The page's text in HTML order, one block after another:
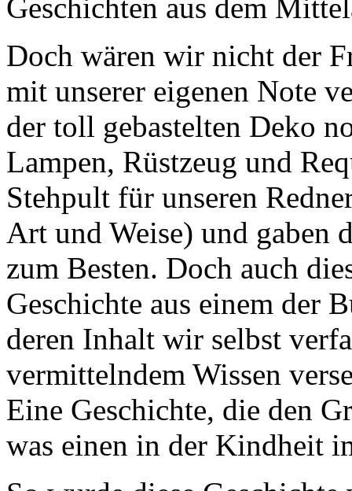
Geschichten aus dem
Doch wären wir nicht der
mit unserer eigenen Note
der toll gebastelten Deko
Lampen, Rüstzeug und
Stehpult für unseren
Art und Weise) und gaben
zum Besten. Doch auch
Geschichte aus einem der
deren Inhalt wir selbst
vermittelndem Wissen
Eine Geschichte, die den
was einen in der Kindheit